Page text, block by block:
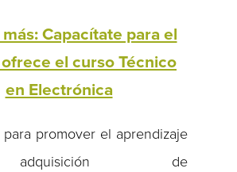
Capacítate para el
el curso Técnico
en Electrónica
promover el aprendizaje
de